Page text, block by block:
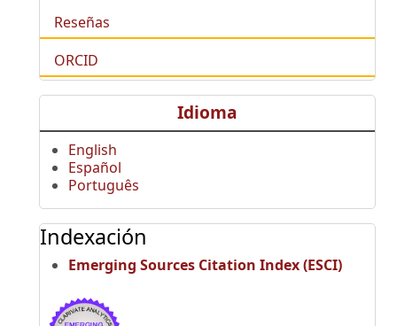
Reseñas
ORCID
Idioma
English
Español
Português
Indexación
Emerging Sources Citation Index (ESCI)